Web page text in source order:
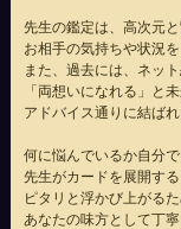
先生の鑑定は、高次元
お相手の気持ちや状況
また、過去には、ネッ
「両想いになれる」と
アドバイス通りに結ば
何に悩んでいるか自分
先生がカードを展開す
ピタリと浮かび上がる
あなたの味方として丁